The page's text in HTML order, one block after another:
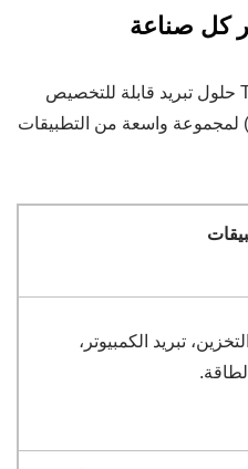
كل صناعة
كمورد موثوق عالميًا، توفر TITAN حلول تبريد قابلة للتخصيص
لمجموعة واسعة من التطبيقات
تبريد الكمبيوتر،